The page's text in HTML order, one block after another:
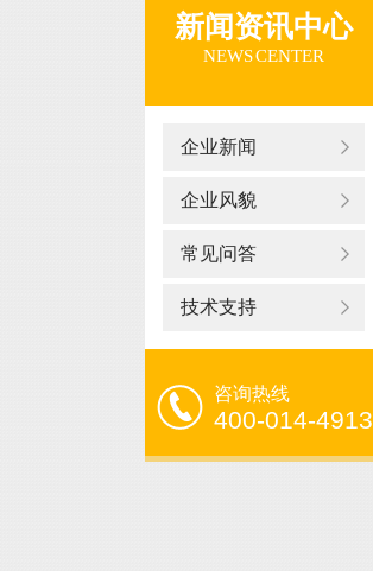
新闻资讯中心
NEWS CENTER
企业新闻
企业风貌
常见问答
技术支持
咨询热线
400-014-4913